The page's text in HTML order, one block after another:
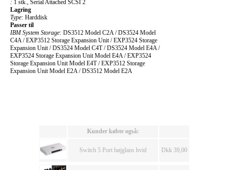
: 1 stk., Serial Attached SCSI 2
Lagring
Type: Harddisk
Passer til
IBM System Storage: DS3512 Model C2A / DS3524 Model
C4A / EXP3512 Storage Expansion Unit / EXP3524 Storage
Expansion Unit / DS3524 Model C4T / DS3524 Model E4A /
EXP3524 Storage Expansion Unit Model E4A / EXP3524
Storage Expansion Unit Model E4T / EXP3512 Storage
Expansion Unit Model E2A / DS3512 Model E2A
Kunder købte også:
Switch 5 Port højglans hvid Dkk 39,00